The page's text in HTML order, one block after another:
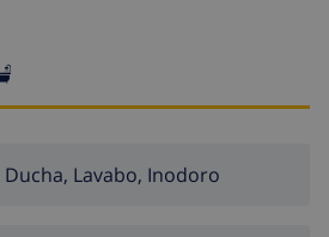
Ducha, Lavabo, Inodoro